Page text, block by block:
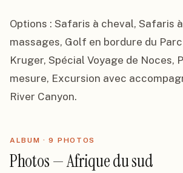
Options : Safaris à cheval, Safaris
massages, Golf en bordure du
Kruger, Spécial Voyage de Noces,
mesure, Excursion avec
River Canyon.
ALBUM ·9 PHOTOS
Photos — Afrique du sud